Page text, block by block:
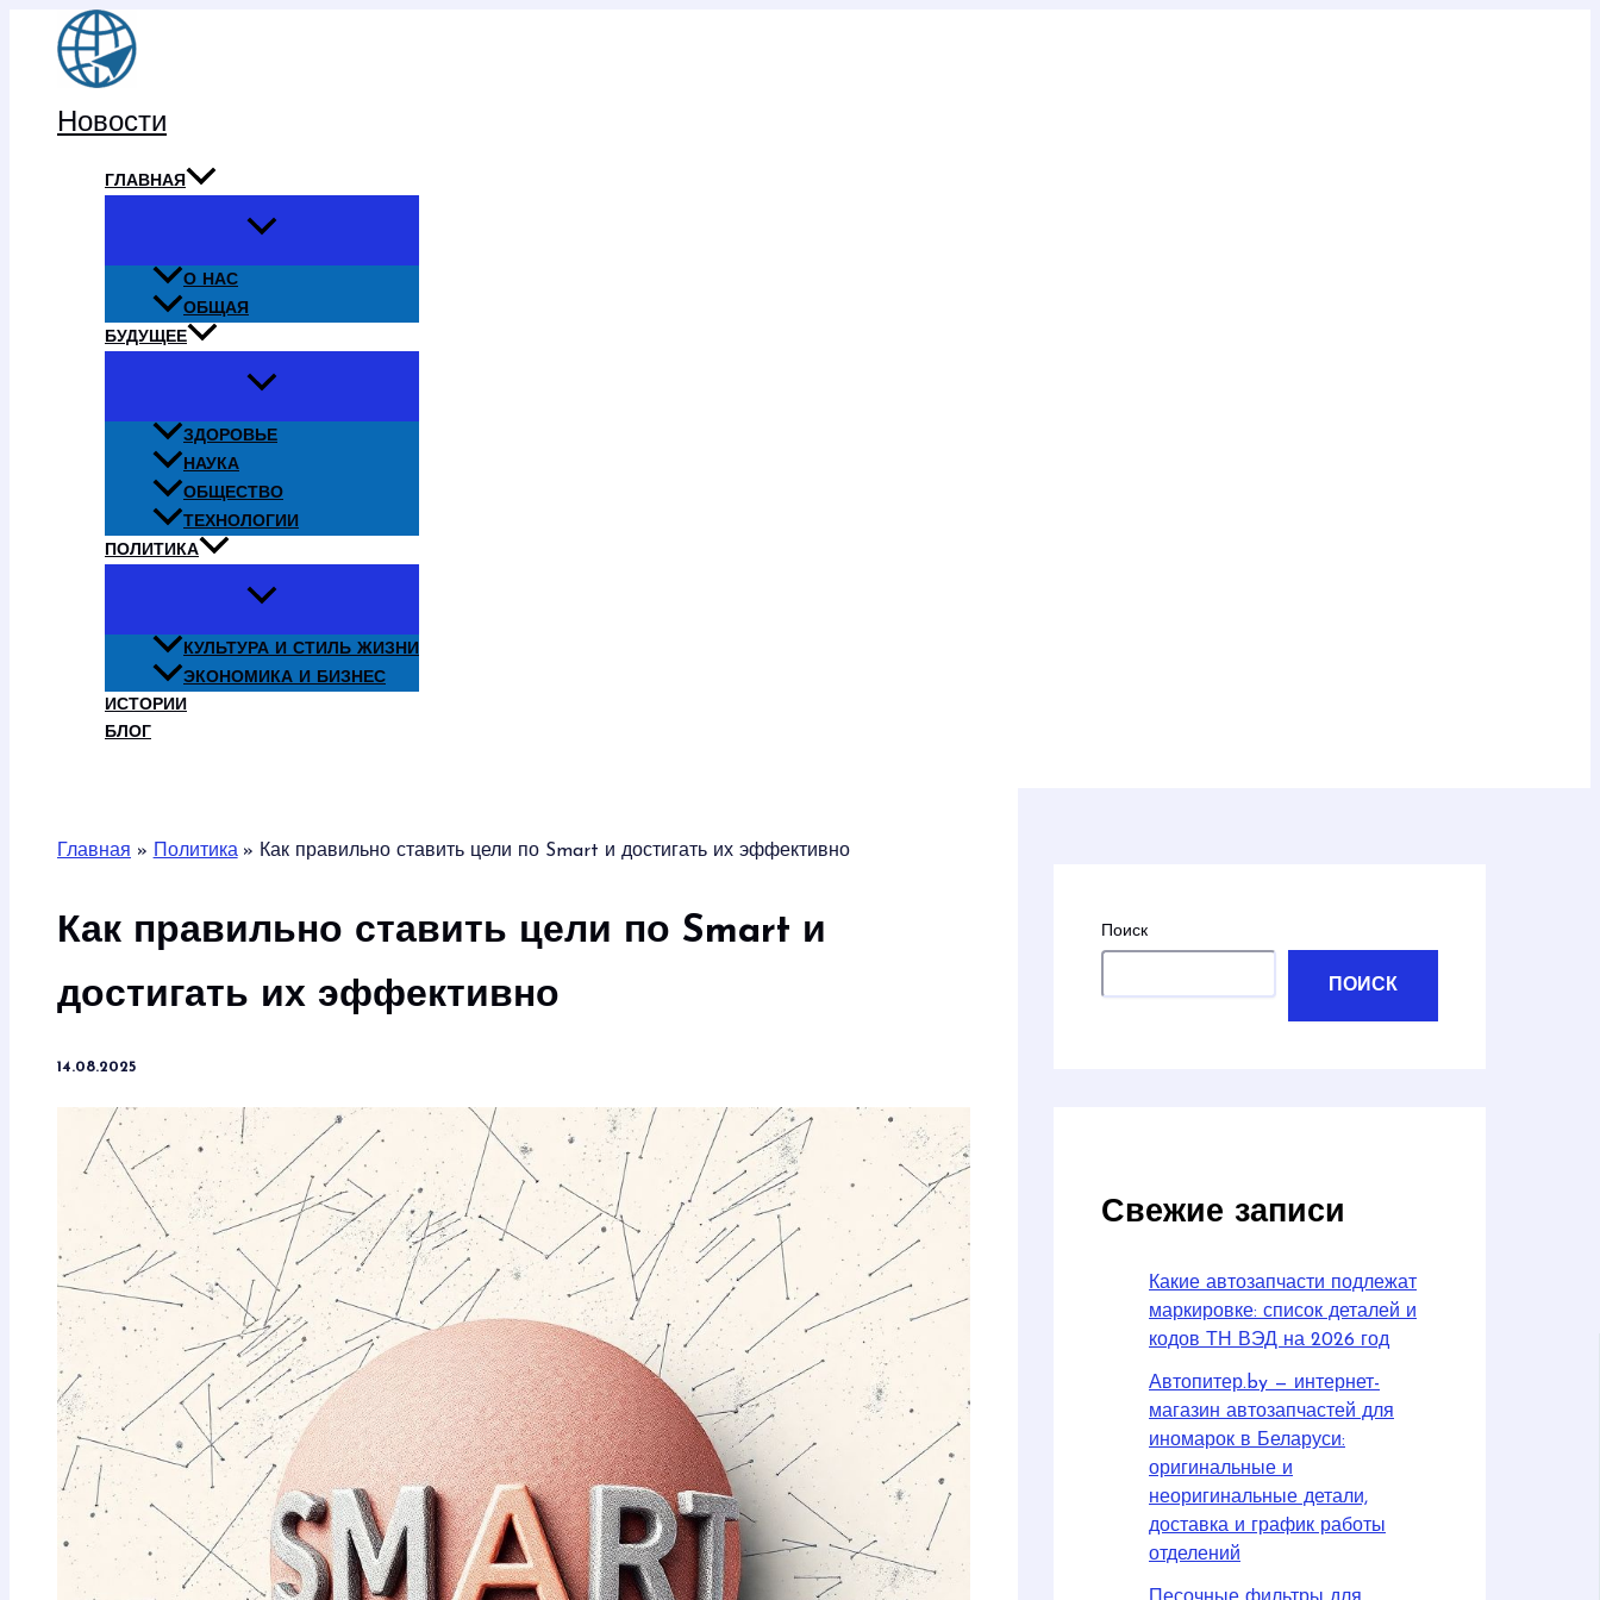
Перейти
содержимому
Новости
ГЛАВНАЯ
О НАС
ОБЩАЯ
БУДУЩЕЕ
ЗДОРОВЬЕ
НАУКА
ОБЩЕСТВО
ТЕХНОЛОГИИ
ПОЛИТИКА
КУЛЬТУРА И СТИЛЬ ЖИЗНИ
ЭКОНОМИКА И БИЗНЕС
ИСТОРИИ
БЛОГ
Главная Политика Как правильно ставить цели по Smart и достигать их эффективно
Как правильно ставить цели по Smart и
достигать их эффективно
14.08.2025
Поиск
ПОИСК
Свежие записи
Какие автозапчасти подлежат
маркировке: список деталей и
кодов ТН ВЭД на 2026 год
Автопитер.by — интернет-
магазин автозапчастей для
иномарок в Беларуси:
оригинальные и
неоригинальные детали,
доставка и график работы
отделений